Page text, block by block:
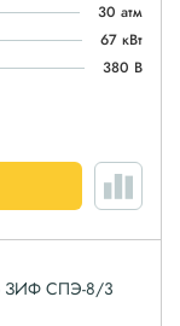
30 атм
67 кВт
380 В
ЗИФ СПЭ-8/3